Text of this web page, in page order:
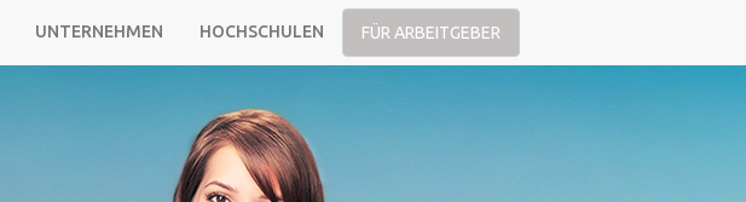
UNTERNEHMEN HOCHSCHULEN FÜR ARBEITGEBER